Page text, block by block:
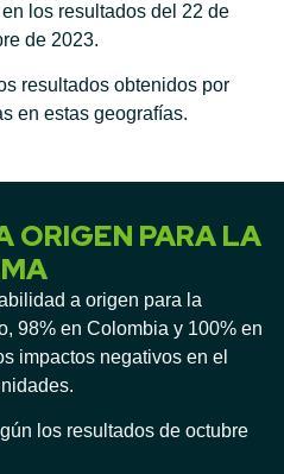
los resultados del 22 de
de 2023.
resultados obtenidos por
en estas geografías.
ORIGEN PARA LA
a origen para la
98% en Colombia y 100% en
impactos negativos en el
los resultados de octubre